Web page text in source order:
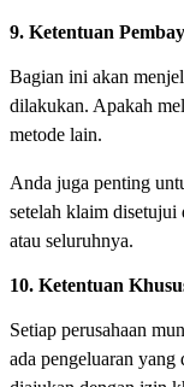
9. Ketentuan
Bagian ini akan
dilakukan. Apakah
metode lain.
Anda juga penting
setelah klaim disetujui
atau seluruhnya.
10. Ketentuan
Setiap perusahaan
ada pengeluaran yang